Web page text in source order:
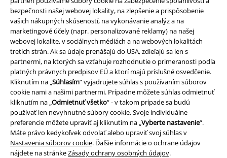
bezpečnosti našej webovej lokality, na zlepšenie a prispôsobenie
vašich nákupných skúseností, na vykonávanie analýz a na
marketingové účely (napr. personalizované reklamy) na našej
webovej lokalite, v sociálnych médiách a na webových lokalitách
tretích strán. Ak sa údaje prenášajú do USA, zdieľajú sa len s
partnermi, na ktorých sa vzťahuje rozhodnutie o primeranosti podľa
platných právnych predpisov EÚ a ktorí majú príslušné osvedčenie.
Kliknutím na „Súhlasím“ vyjadrujete súhlas s používaním súborov
cookie nami a našimi partnermi. Prípadne môžete súhlas odmietnuť
kliknutím na „Odmietnuť všetko“ - v takom prípade sa budú
používať len nevyhnutné súbory cookie. Svoje individuálne
preferencie môžete upraviť aj kliknutím na „Vyberte nastavenie“.
Máte právo kedykoľvek odvolať alebo upraviť svoj súhlas v
Nastavenia súborov cookie. Ďalšie informácie o ochrane údajov
nájdete na stránkeZásady ochrany osobných údajov.
Právne informácie
Podmienky
Imprint
Ochrana osobných údajov
Likvidácia odpadu a ochrana životného prostredia
Vyhlásenie o zhode